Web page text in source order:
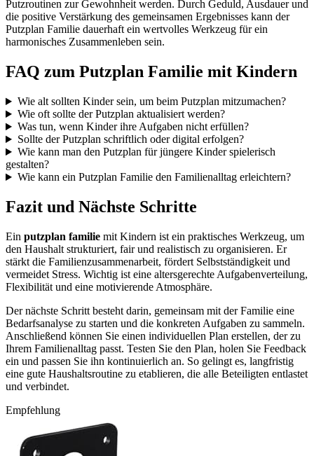
Putzroutinen zur Gewohnheit werden. Durch Geduld, Ausdauer und
die positive Verstärkung des gemeinsamen Ergebnisses kann der
Putzplan Familie dauerhaft ein wertvolles Werkzeug für ein
harmonisches Zusammenleben sein.
FAQ zum Putzplan Familie mit Kindern
Wie alt sollten Kinder sein, um beim Putzplan mitzumachen?
Wie oft sollte der Putzplan aktualisiert werden?
Was tun, wenn Kinder ihre Aufgaben nicht erfüllen?
Sollte der Putzplan schriftlich oder digital erfolgen?
Wie kann man den Putzplan für jüngere Kinder spielerisch
gestalten?
Wie kann ein Putzplan Familie den Familienalltag erleichtern?
Fazit und Nächste Schritte
Ein putzplan familie mit Kindern ist ein praktisches Werkzeug, um
den Haushalt strukturiert, fair und realistisch zu organisieren. Er
stärkt die Familienzusammenarbeit, fördert Selbstständigkeit und
vermeidet Stress. Wichtig ist eine altersgerechte Aufgabenverteilung,
Flexibilität und eine motivierende Atmosphäre.
Der nächste Schritt besteht darin, gemeinsam mit der Familie eine
Bedarfsanalyse zu starten und die konkreten Aufgaben zu sammeln.
Anschließend können Sie einen individuellen Plan erstellen, der zu
Ihrem Familienalltag passt. Testen Sie den Plan, holen Sie Feedback
ein und passen Sie ihn kontinuierlich an. So gelingt es, langfristig
eine gute Haushaltsroutine zu etablieren, die alle Beteiligten entlastet
und verbindet.
Empfehlung